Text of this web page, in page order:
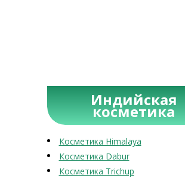
Индийская
косметика
Косметика Himalaya
Косметика Dabur
Косметика Trichup